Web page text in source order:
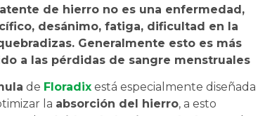
de hierro no es una enfermedad,
desánimo, fatiga, dificultad en la
Generalmente esto es más
a las pérdidas de sangre menstruales
de Floradix está especialmente diseñada
la absorción del hierro, a esto